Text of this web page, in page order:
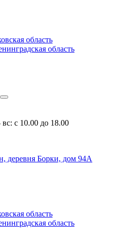
область
область
вс: с 10.00 до 18.00
деревня Борки, дом 94А
область
область